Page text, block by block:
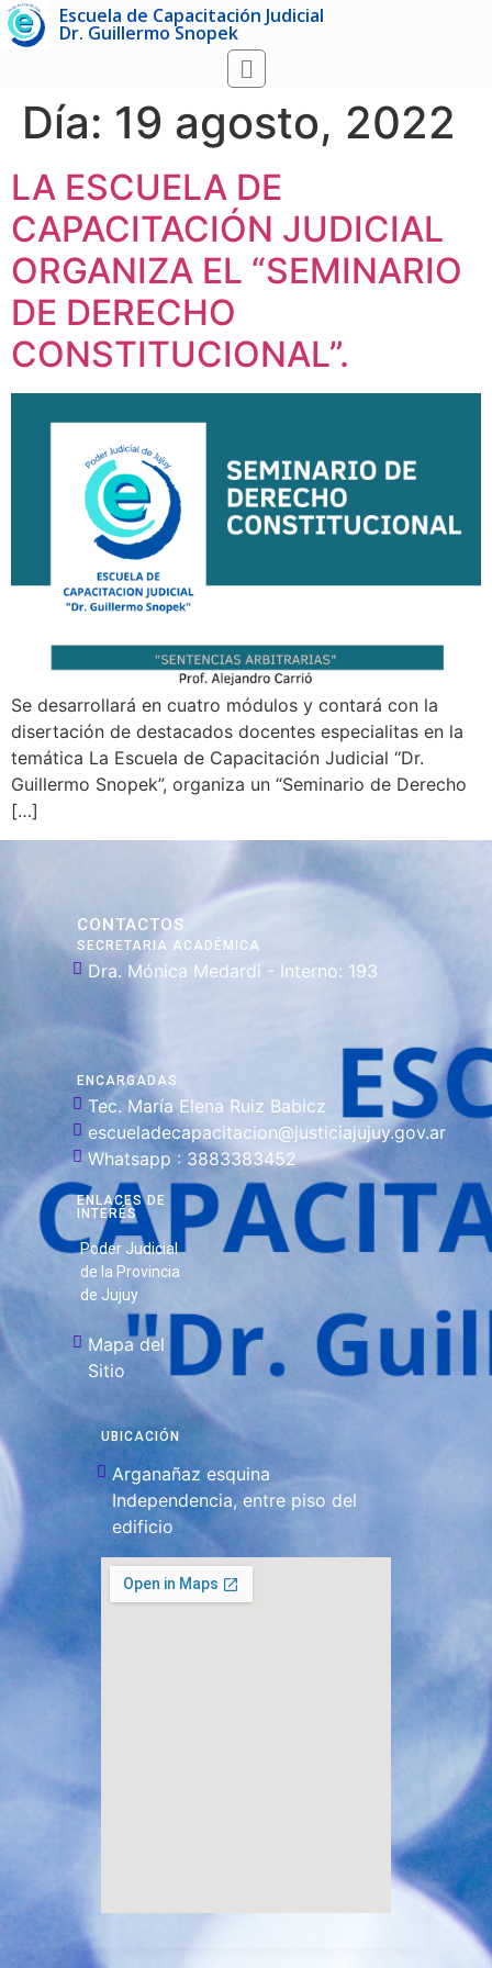
Escuela de Capacitación Judicial
Dr. Guillermo Snopek
Día: 19 agosto, 2022
LA ESCUELA DE
CAPACITACIÓN JUDICIAL
ORGANIZA EL “SEMINARIO
DE DERECHO
CONSTITUCIONAL”.
Se desarrollará en cuatro módulos y contará con la
disertación de destacados docentes especialitas en la
temática La Escuela de Capacitación Judicial “Dr.
Guillermo Snopek”, organiza un “Seminario de Derecho
[…]
CONTACTOS
SECRETARIA ACADÉMICA
Dra. Mónica Medardi - Interno: 193
ENCARGADAS
Tec. María Elena Ruiz Babicz
escueladecapacitacion@justiciajujuy.gov.ar
Whatsapp : 3883383452
ENLACES DE
INTERÉS
Poder Judicial
de la Provincia
de Jujuy
Mapa del
Sitio
UBICACIÓN
Arganañaz esquina
Independencia, entre piso del
edificio